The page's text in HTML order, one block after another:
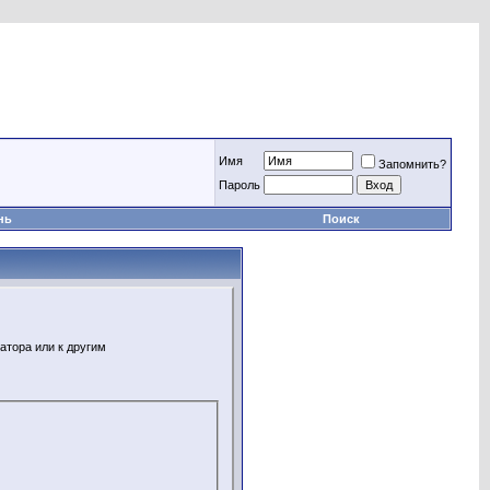
Имя
Запомнить?
Пароль
Поиск
или к другим